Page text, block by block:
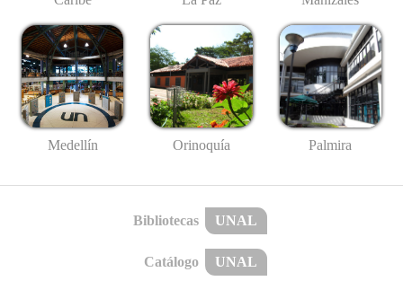
Medellín Orinoquía Palmira
Bibliotecas UNAL
Catálogo UNAL